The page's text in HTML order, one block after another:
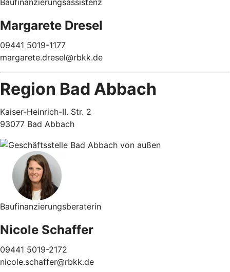
Margarete Dresel
09441 5019-1177
margarete.dresel@rbkk.de
Region Bad Abbach
Kaiser-Heinrich-II. Str. 2
93077 Bad Abbach
Baufinanzierungsberaterin
Nicole Schaffer
09441 5019-2172
nicole.schaffer@rbkk.de